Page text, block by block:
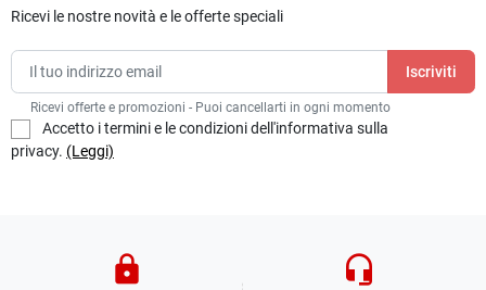
Ricevi le nostre novità e le offerte speciali
Ricevi offerte e promozioni - Puoi cancellarti in ogni momento
Accetto i termini e le condizioni dell'informativa sulla
privacy. (Leggi)
lock headset_mic